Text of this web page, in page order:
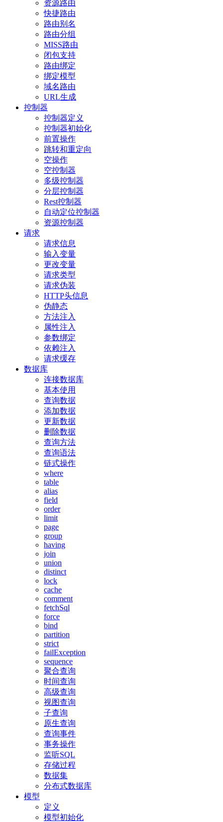
资源路由
快捷路由
路由别名
路由分组
MISS路由
闭包支持
路由绑定
绑定模型
域名路由
URL生成
控制器
控制器定义
控制器初始化
前置操作
跳转和重定向
空操作
空控制器
多级控制器
分层控制器
Rest控制器
自动定位控制器
资源控制器
请求
请求信息
输入变量
更改变量
请求类型
请求伪装
HTTP头信息
伪静态
方法注入
属性注入
参数绑定
依赖注入
请求缓存
数据库
连接数据库
基本使用
查询数据
添加数据
更新数据
删除数据
查询方法
查询语法
链式操作
where
table
alias
field
order
limit
page
group
having
join
union
distinct
lock
cache
comment
fetchSql
force
bind
partition
strict
failException
sequence
聚合查询
时间查询
高级查询
视图查询
子查询
原生查询
查询事件
事务操作
监听SQL
存储过程
数据集
分布式数据库
模型
定义
模型初始化